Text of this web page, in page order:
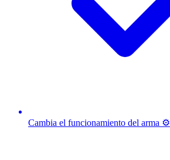
Cambia el funcionamiento del arma ⚙️